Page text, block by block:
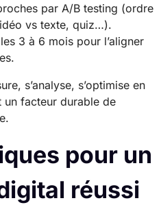
par A/B testing (ordre
vs texte, quiz…).
3 à 6 mois pour l’aligner
s’analyse, s’optimise en
un facteur durable de
pour un
réussi